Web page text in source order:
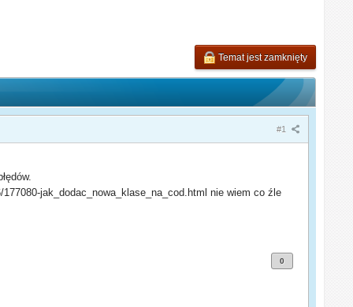
Temat jest zamknięty
#1
jak_dodac_nowa_klase_na_cod.html nie wiem co źle
0